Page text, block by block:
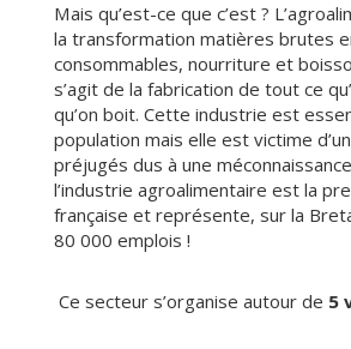
Mais qu’est-ce que c’est ?
la transformation matières brutes
consommables, nourriture et
s’agit de la fabrication de tout ce
qu’on boit. Cette industrie est
population mais elle est victime
préjugés dus à une
l’industrie agroalimentaire est la
française et représente, sur la
80 000 emplois !
Ce secteur s’organise autour de 5